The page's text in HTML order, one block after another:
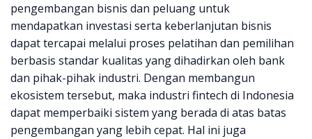
pengembangan bisnis dan peluang untuk
mendapatkan investasi serta keberlanjutan bisnis
dapat tercapai melalui proses pelatihan dan pemilihan
berbasis standar kualitas yang dihadirkan oleh bank
dan pihak-pihak industri. Dengan membangun
ekosistem tersebut, maka industri fintech di Indonesia
dapat memperbaiki sistem yang berada di atas batas
pengembangan yang lebih cepat. Hal ini juga